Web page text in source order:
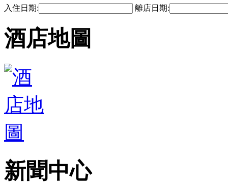
入住日期: 離店日期:
酒店地圖
新聞中心